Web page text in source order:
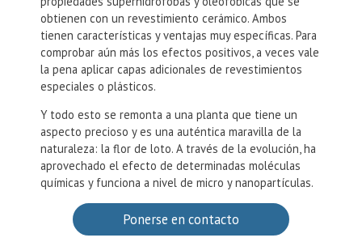
Una especie de efecto loto con las codiciadas
propiedades superhidrófobas y oleofóbicas que se
obtienen con un revestimiento cerámico. Ambos
tienen características y ventajas muy específicas. Para
comprobar aún más los efectos positivos, a veces vale
la pena aplicar capas adicionales de revestimientos
especiales o plásticos.
Y todo esto se remonta a una planta que tiene un
aspecto precioso y es una auténtica maravilla de la
naturaleza: la flor de loto. A través de la evolución, ha
aprovechado el efecto de determinadas moléculas
químicas y funciona a nivel de micro y nanopartículas.